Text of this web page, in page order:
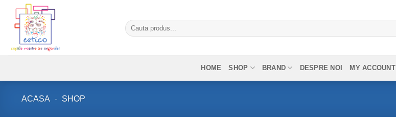
content
Caută
după:
HOME SHOP BRAND DESPRE NOI MY ACCOUNT
ACASA - SHOP